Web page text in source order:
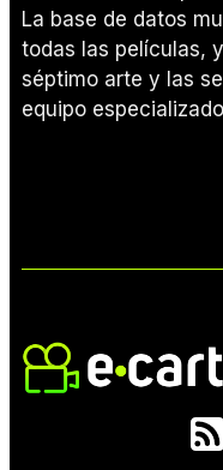
La base de datos
todas las películas,
séptimo arte y las
equipo